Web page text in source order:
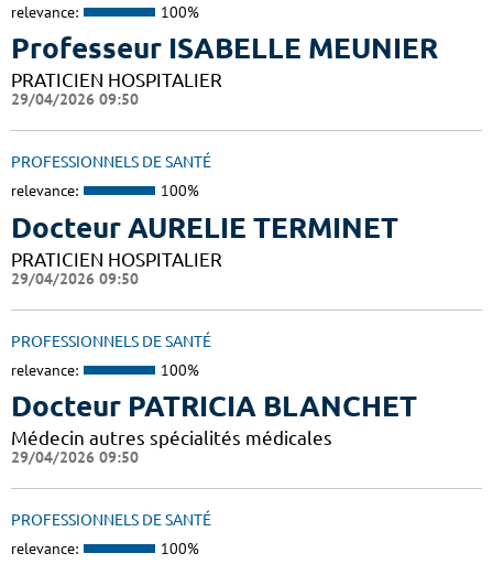
relevance: 100%
Professeur ISABELLE MEUNIER
PRATICIEN HOSPITALIER
29/04/2026 09:50
PROFESSIONNELS DE SANTÉ
relevance: 100%
Docteur AURELIE TERMINET
PRATICIEN HOSPITALIER
29/04/2026 09:50
PROFESSIONNELS DE SANTÉ
relevance: 100%
Docteur PATRICIA BLANCHET
Médecin autres spécialités médicales
29/04/2026 09:50
PROFESSIONNELS DE SANTÉ
relevance: 100%